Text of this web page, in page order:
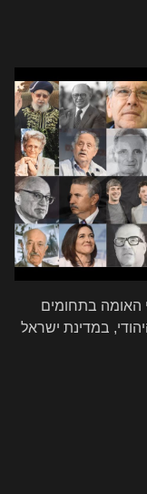
בתחומים
במדינת ישראל